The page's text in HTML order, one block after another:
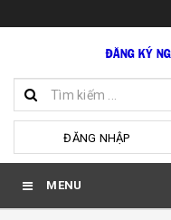
ĐĂNG NHẬP
MENU